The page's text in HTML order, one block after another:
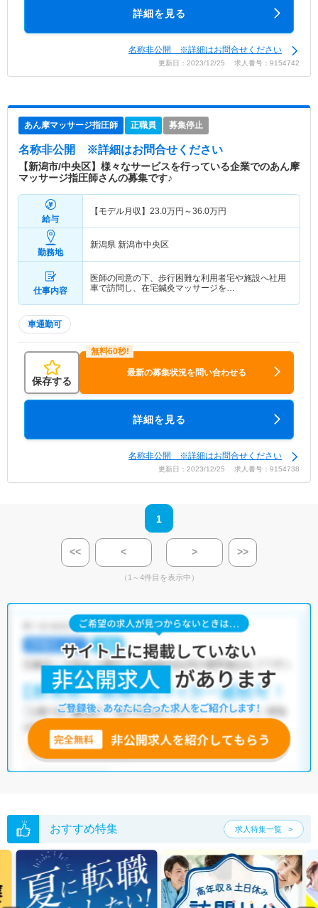
詳細を見る
名称非公開 ※詳細はお問合せください
更新日：2023/12/25 求人番号：9154742
あん摩マッサージ指圧師 正職員 募集停止
名称非公開 ※詳細はお問合せください
【新潟市/中央区】様々なサービスを行っている企業でのあん摩
マッサージ指圧師さんの募集です♪
給与
【モデル月収】 23.0万円～36.0万円
勤務地
新潟県 新潟市中央区
仕事内容
医師の同意の下、歩行困難な利用者宅や施設へ社用
車で訪問し、在宅鍼灸マッサージを…
車通勤可
保存する
最新の募集状況を問い合わせる
詳細を見る
名称非公開 ※詳細はお問合せください
更新日：2023/12/25 求人番号：9154738
1
<< < > >>
（1～4件目を表示中）
おすすめ特集 求人特集一覧